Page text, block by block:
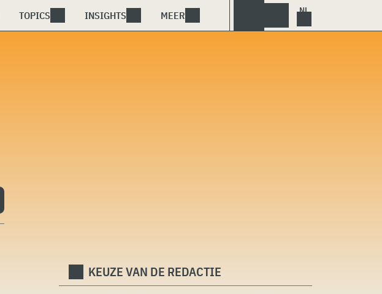
TOPICS INSIGHTS MEER
KEUZE VAN DE REDACTIE